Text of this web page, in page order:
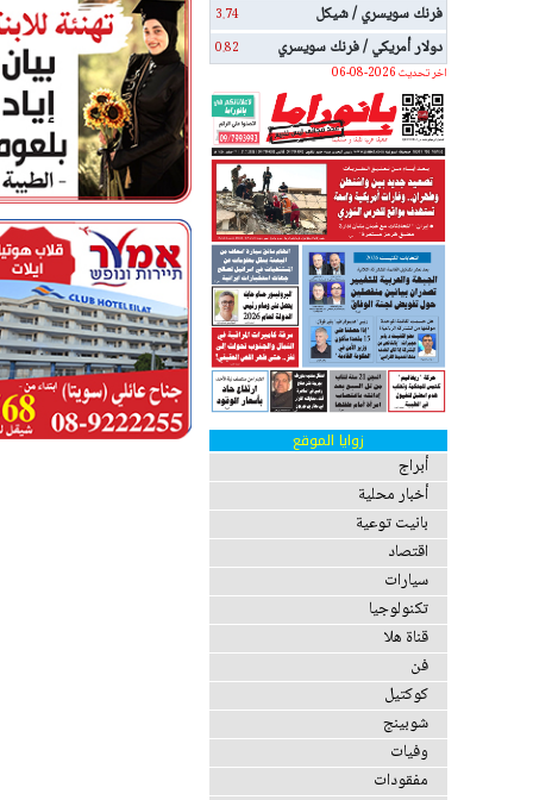
فرنك سويسري / شيكل 3.74
دولار أمريكي / فرنك سويسري
0.82
اخر تحديث 2026-08-06
زوايا الموقع
أبراج
أخبار محلية
بانيت توعية
اقتصاد
سيارات
تكنولوجيا
قناة هلا
فن
كوكتيل
شوبينج
وفيات
مفقودات